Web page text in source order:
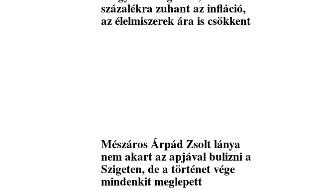
százalékra zuhant az infláció,
az élelmiszerek ára is csökkent
Mészáros Árpád Zsolt lánya
nem akart az apjával bulizni a
Szigeten, de a történet vége
mindenkit meglepett